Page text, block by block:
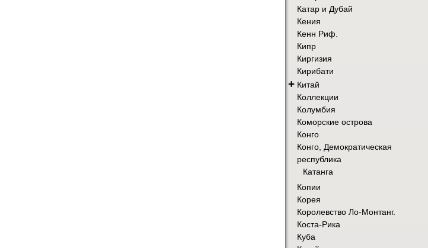
Катар и Дубай
Кения
Кенн Риф.
Кипр
Киргизия
Кирибати
+ Китай
Коллекции
Колумбия
Коморские острова
Конго
Конго, Демократическая
республика
Катанга
Копии
Корея
Королевство Ло-Монтанг.
Коста-Рика
Куба